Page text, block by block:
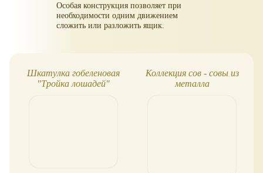
Особая конструкция позволяет при
необходимости одним движением
сложить или разложить ящик.
Шкатулка гобеленовая
"Тройка лошадей"
Коллекция сов - совы из
металла